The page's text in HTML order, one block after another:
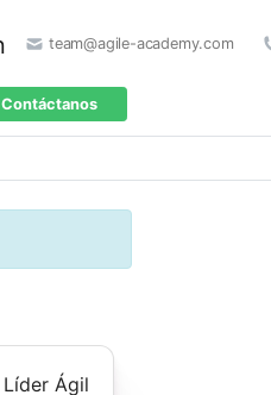
team@agile-academy.com
Contáctanos